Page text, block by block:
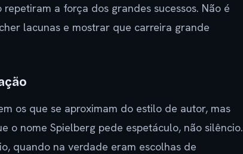
a força dos grandes sucessos. Não é
lacunas e mostrar que carreira grande
os que se aproximam do estilo de autor, mas
o nome Spielberg pede espetáculo, não silêncio.
quando na verdade eram escolhas de